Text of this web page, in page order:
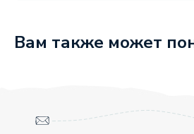
Вам также может